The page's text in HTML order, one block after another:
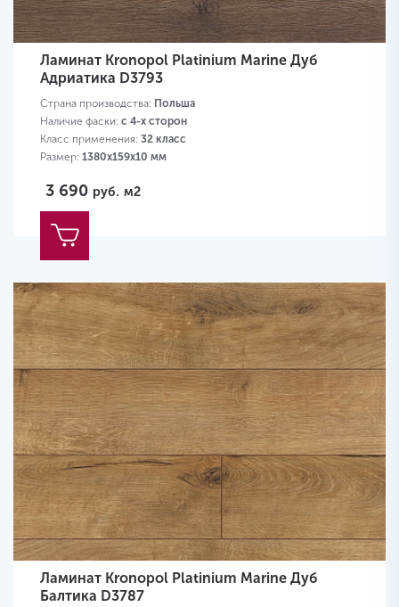
Ламинат Kronopol Platinium Marine Дуб
Адриатика D3793
Страна производства: Польша
Наличие фаски: с 4-х сторон
Класс применения: 32 класс
Размер: 1380х159х10 мм
3 690 руб. м2
Ламинат Kronopol Platinium Marine Дуб
Балтика D3787